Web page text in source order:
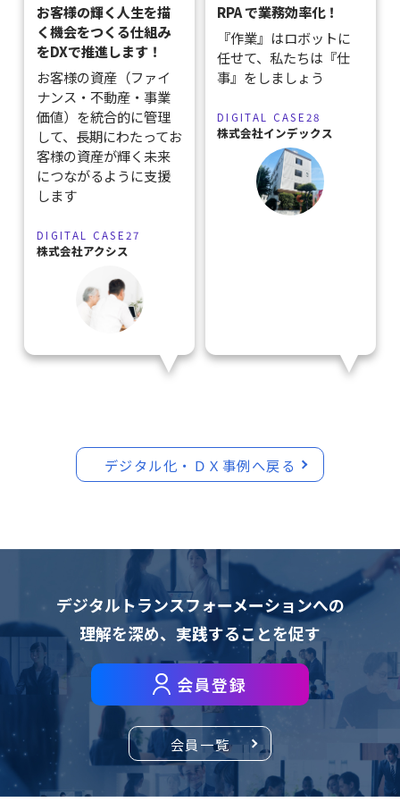
お客様の輝く人生を描
く機会をつくる仕組み
をDXで推進します！
お客様の資産（ファイ
ナンス・不動産・事業
価値）を統合的に管理
して、長期にわたってお
客様の資産が輝く未来
につながるように支援
します
DIGITAL CASE27
株式会社アクシス
RPA で業務効率化！
『作業』はロボットに
任せて、私たちは『仕
事』をしましょう
DIGITAL CASE28
株式会社インデックス
デジタル化・ＤＸ事例へ戻る
デジタルトランスフォーメーションへの
理解を深め、 実践することを促す
会員登録
会員一覧